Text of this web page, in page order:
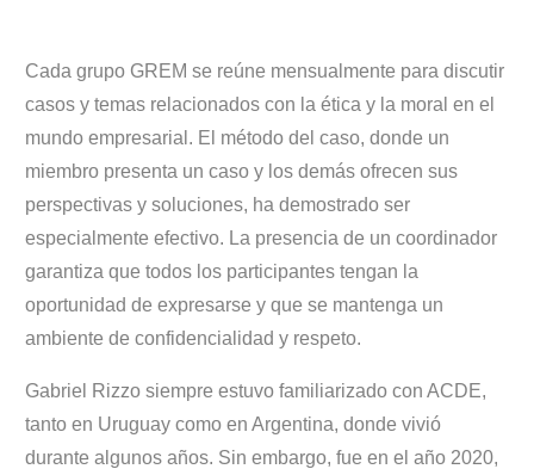
Cada grupo GREM se reúne mensualmente para discutir
casos y temas relacionados con la ética y la moral en el
mundo empresarial. El método del caso, donde un
miembro presenta un caso y los demás ofrecen sus
perspectivas y soluciones, ha demostrado ser
especialmente efectivo. La presencia de un coordinador
garantiza que todos los participantes tengan la
oportunidad de expresarse y que se mantenga un
ambiente de confidencialidad y respeto.
Gabriel Rizzo siempre estuvo familiarizado con ACDE,
tanto en Uruguay como en Argentina, donde vivió
durante algunos años. Sin embargo, fue en el año 2020,